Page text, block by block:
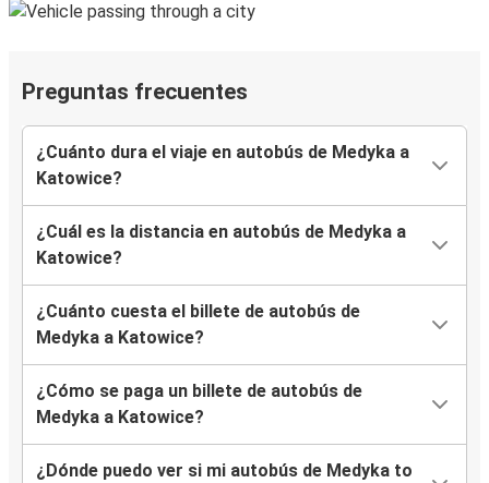
Preguntas frecuentes
¿Cuánto dura el viaje en autobús de Medyka a
Katowice?
¿Cuál es la distancia en autobús de Medyka a
Katowice?
¿Cuánto cuesta el billete de autobús de
Medyka a Katowice?
¿Cómo se paga un billete de autobús de
Medyka a Katowice?
¿Dónde puedo ver si mi autobús de Medyka to